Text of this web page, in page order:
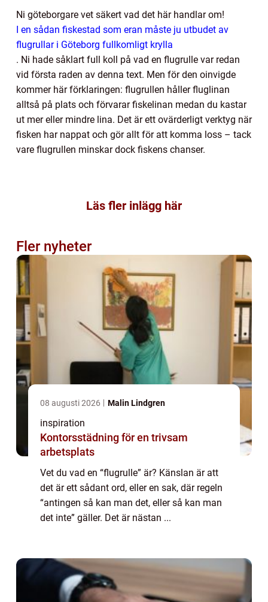
Ni göteborgare vet säkert vad det här handlar om!
I en sådan fiskestad som eran måste ju utbudet av
flugrullar i Göteborg fullkomligt krylla
. Ni hade såklart full koll på vad en flugrulle var redan
vid första raden av denna text. Men för den oinvigde
kommer här förklaringen: flugrullen håller fluglinan
alltså på plats och förvarar fiskelinan medan du kastar
ut mer eller mindre lina. Det är ett ovärderligt verktyg när
fisken har nappat och gör allt för att komma loss – tack
vare flugrullen minskar dock fiskens chanser.
Läs fler inlägg här
Fler nyheter
08 augusti 2026 Malin Lindgren
inspiration
Kontorsstädning för en trivsam
arbetsplats
Vet du vad en “flugrulle” är? Känslan är att
det är ett sådant ord, eller en sak, där regeln
“antingen så kan man det, eller så kan man
det inte” gäller. Det är nästan ...